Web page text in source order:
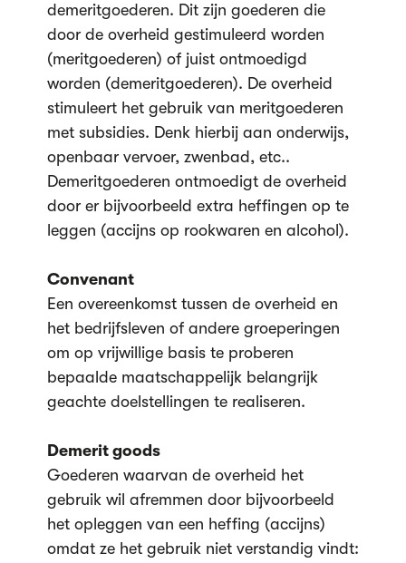
demeritgoederen. Dit zijn goederen die
door de overheid gestimuleerd worden
(meritgoederen) of juist ontmoedigd
worden (demeritgoederen). De overheid
stimuleert het gebruik van meritgoederen
met subsidies. Denk hierbij aan onderwijs,
openbaar vervoer, zwenbad, etc..
Demeritgoederen ontmoedigt de overheid
door er bijvoorbeeld extra heffingen op te
leggen (accijns op rookwaren en alcohol).
Convenant
Een overeenkomst tussen de overheid en
het bedrijfsleven of andere groeperingen
om op vrijwillige basis te proberen
bepaalde maatschappelijk belangrijk
geachte doelstellingen te realiseren.
Demerit goods
Goederen waarvan de overheid het
gebruik wil afremmen door bijvoorbeeld
het opleggen van een heffing (accijns)
omdat ze het gebruik niet verstandig vindt: